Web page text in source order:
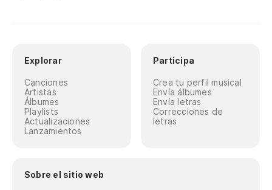
Explorar
Canciones
Artistas
Álbumes
Playlists
Actualizaciones
Lanzamientos
Participa
Crea tu perfil musical
Envía álbumes
Envía letras
Correcciones de
letras
Sobre el sitio web